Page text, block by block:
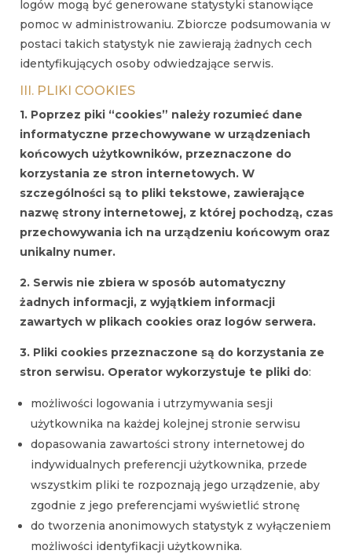
logów mogą być generowane statystyki stanowiące
pomoc w administrowaniu. Zbiorcze podsumowania w
postaci takich statystyk nie zawierają żadnych cech
identyfikujących osoby odwiedzające serwis.
III. PLIKI COOKIES
1. Poprzez piki “cookies” należy rozumieć dane
informatyczne przechowywane w urządzeniach
końcowych użytkowników, przeznaczone do
korzystania ze stron internetowych. W
szczególności są to pliki tekstowe, zawierające
nazwę strony internetowej, z której pochodzą, czas
przechowywania ich na urządzeniu końcowym oraz
unikalny numer.
2. Serwis nie zbiera w sposób automatyczny
żadnych informacji, z wyjątkiem informacji
zawartych w plikach cookies oraz logów serwera.
3. Pliki cookies przeznaczone są do korzystania ze
stron serwisu. Operator wykorzystuje te pliki do:
możliwości logowania i utrzymywania sesji
użytkownika na każdej kolejnej stronie serwisu
dopasowania zawartości strony internetowej do
indywidualnych preferencji użytkownika, przede
wszystkim pliki te rozpoznają jego urządzenie, aby
zgodnie z jego preferencjami wyświetlić stronę
do tworzenia anonimowych statystyk z wyłączeniem
możliwości identyfikacji użytkownika.